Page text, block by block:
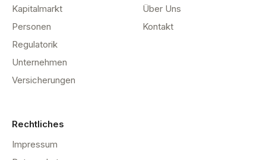
Kapitalmarkt
Personen
Regulatorik
Unternehmen
Versicherungen
Über Uns
Kontakt
Rechtliches
Impressum